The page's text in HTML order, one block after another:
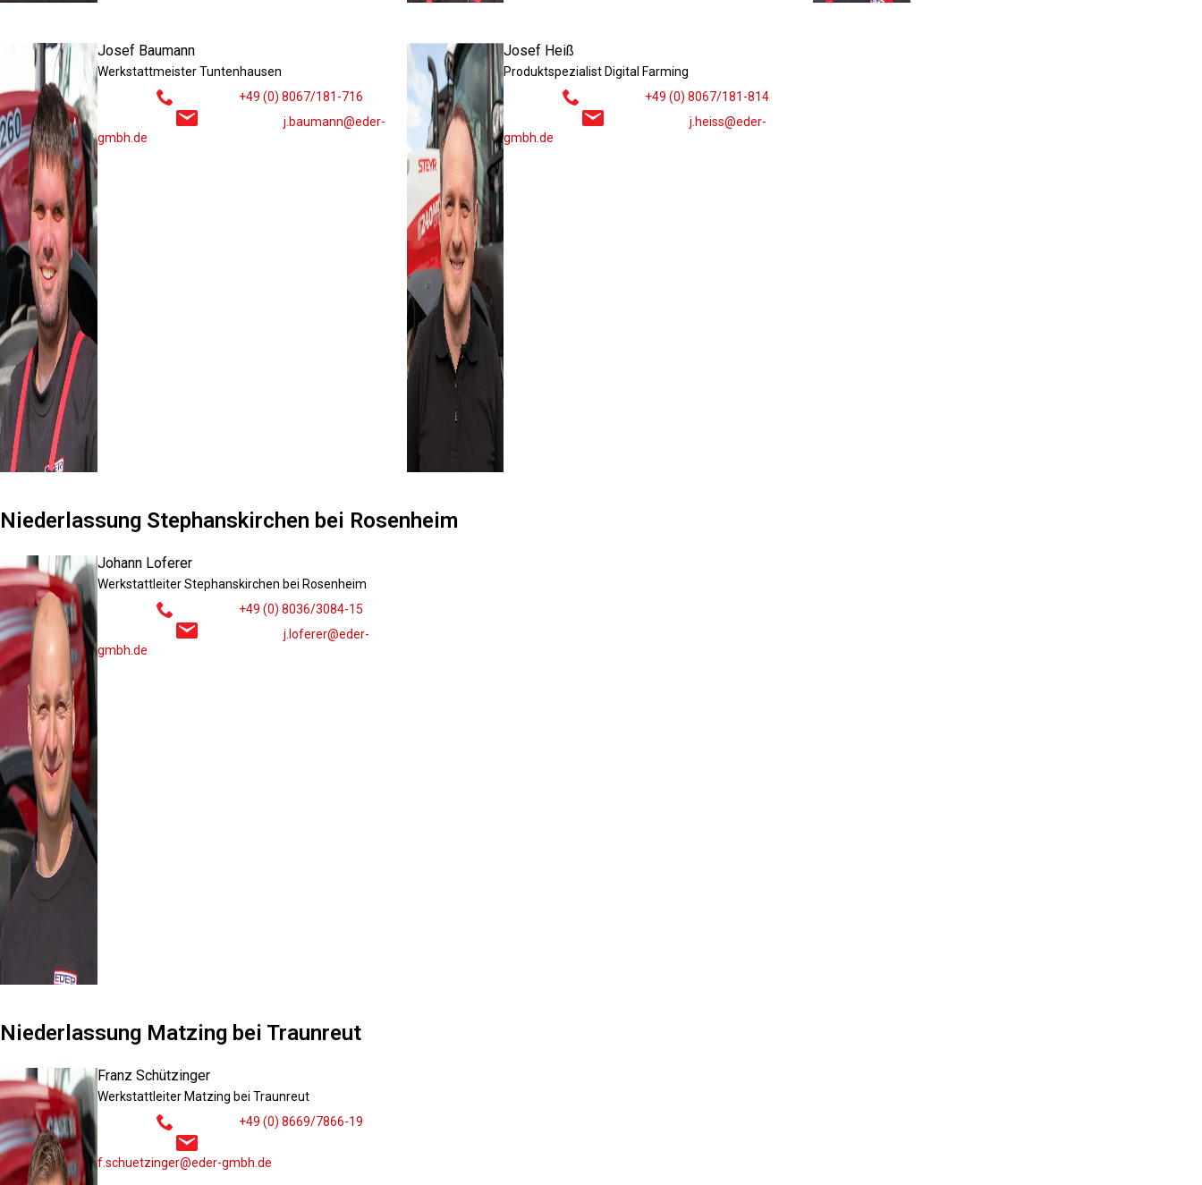
Josef Baumann
Werkstattmeister Tuntenhausen
+49 (0) 8067/181-716
j.baumann@eder-
gmbh.de
Josef Heiß
Produktspezialist Digital Farming
+49 (0) 8067/181-814
j.heiss@eder-
gmbh.de
Niederlassung Stephanskirchen bei Rosenheim
Johann Loferer
Werkstattleiter Stephanskirchen bei Rosenheim
+49 (0) 8036/3084-15
j.loferer@eder-
gmbh.de
Niederlassung Matzing bei Traunreut
Franz Schützinger
Werkstattleiter Matzing bei Traunreut
+49 (0) 8669/7866-19
f.schuetzinger@eder-gmbh.de